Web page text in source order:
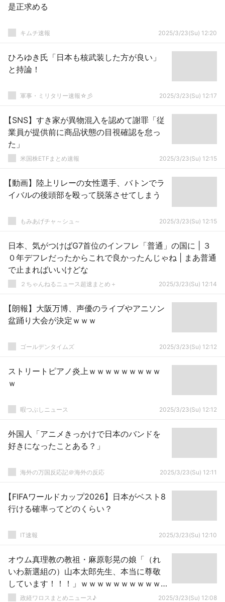
是正求める
キムチ速報 2025/3/23(Su) 12:20
ひろゆき氏「日本も核武装した方が良い」
と持論！
軍事・ミリタリー速報☆彡 2025/3/23(Su) 12:17
【SNS】すき家が異物混入を認めて謝罪「従
業員が提供前に商品状態の目視確認を怠っ
た」
米国株ETFまとめ速報 2025/3/23(Su) 12:15
【動画】陸上リレーの女性選手、バトンでラ
イバルの後頭部を殴って脱落させてしまう
もみあげチャ～シュ～ 2025/3/23(Su) 12:15
日本、気がつけばG7首位のインフレ「普通」の国に | ３
０年デフレだったからこれで良かったんじゃね | まあ普通
で止まればいいけどな
２ちゃんねるニュース超速まとめ＋ 2025/3/23(Su) 12:14
【朗報】大阪万博、声優のライブやアニソン
盆踊り大会が決定ｗｗｗ
ゴールデンタイムズ 2025/3/23(Su) 12:12
ストリートピアノ炎上ｗｗｗｗｗｗｗｗｗ
ｗ
暇つぶしニュース 2025/3/23(Su) 12:12
外国人「アニメきっかけで日本のバンドを
好きになったことある？」
海外の万国反応記＠海外の反応 2025/3/23(Su) 12:11
【FIFAワールドカップ2026】日本がベスト8
行ける確率ってどのくらい？
IT速報 2025/3/23(Su) 12:10
オウム真理教の教祖・麻原彰晃の娘「（れ
いわ新選組の）山本太郎先生、本当に尊敬
しています！！！」ｗｗｗｗｗｗｗｗｗｗ
ｗｗｗｗｗｗｗｗｗ
政経ワロスまとめニュース♪ 2025/3/23(Su) 12:08